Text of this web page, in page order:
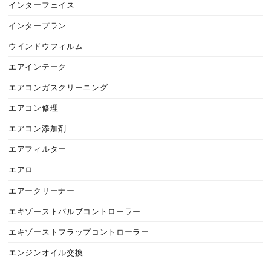
インターフェイス
インタープラン
ウインドウフィルム
エアインテーク
エアコンガスクリーニング
エアコン修理
エアコン添加剤
エアフィルター
エアロ
エアークリーナー
エキゾーストバルブコントローラー
エキゾーストフラップコントローラー
エンジンオイル交換